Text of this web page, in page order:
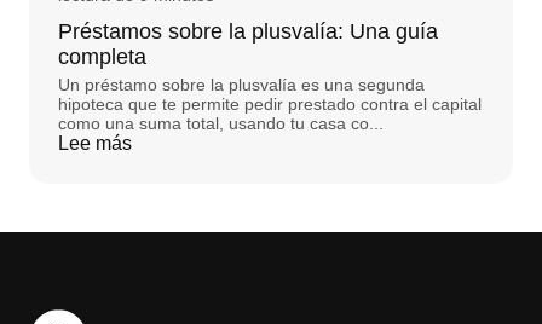
Préstamos sobre la plusvalía: Una guía
completa
Un préstamo sobre la plusvalía es una segunda
hipoteca que te permite pedir prestado contra el capital
como una suma total, usando tu casa co...
Lee más